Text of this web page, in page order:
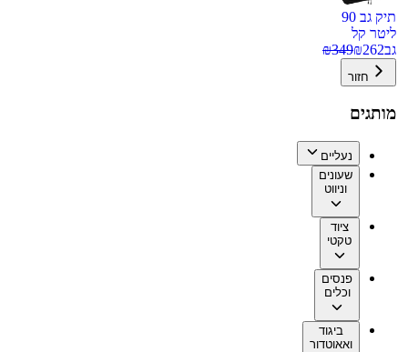
תיק גב 90
ליטר קל
גב
₪262
₪349
חזור
מותגים
נעליים
שעונים
וניווט
ציוד
טקטי
פנסים
וכלים
ביגוד
ואאוטדור